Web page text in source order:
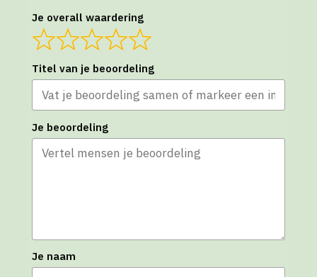
Je overall waardering
Titel van je beoordeling
Je beoordeling
Je naam